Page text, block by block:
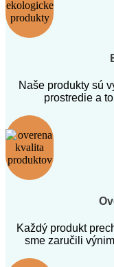
Naše produkty sú
prostredie a
Každý produkt
sme zaručili